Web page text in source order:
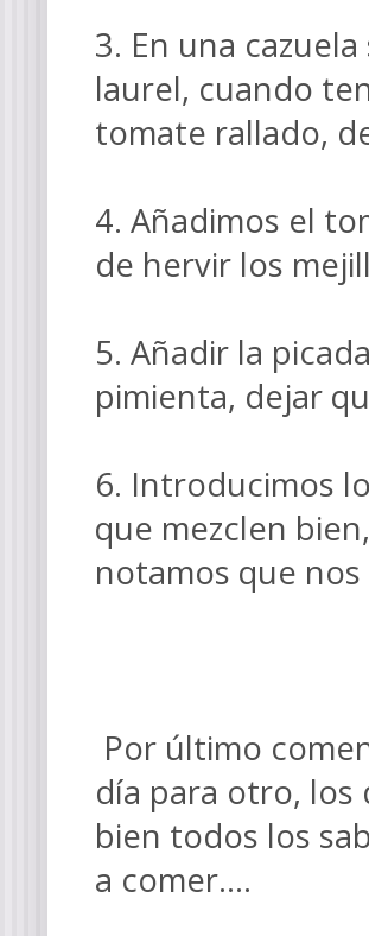
3. En una
laurel, cuando
tomate rallado,
4. Añadimos el
de hervir los
5. Añadir la
pimienta, dejar
6. Introducimos
que mezclen
notamos que
Por último
día para otro, los
bien todos los
a comer....